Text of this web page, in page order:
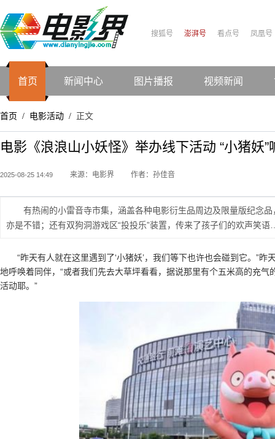
搜狐号 澎湃号 看点号 凤凰号
首页 新闻中心 图片播报 视频新闻
首页 / 电影活动 / 正文
电影《浪浪山小妖怪》举办线下活动 “小猪妖”
2025-08-25 14:49 来源：电影界 作者：孙佳音
有热闹的小雷音寺市集，涵盖各种电影衍生品周边及限量版纪念
亦是不错；还有双狗洞游戏区“投投乐”装置，传来了孩子们的欢声笑
“昨天有人就在这里遇到了‘小猪妖’，我们等下也许也会碰到它。”
地呼唤着同伴，“或者我们先去大草坪看看，据说那里有个五米高的充气
活动耶。”